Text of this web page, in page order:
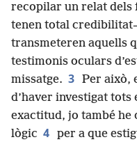
recopilar un relat dels
tenen total
transmeteren aquells
testimonis oculars
missatge. 3 Per això,
d’haver investigat
exactitud, jo també he
lògic 4 per a que